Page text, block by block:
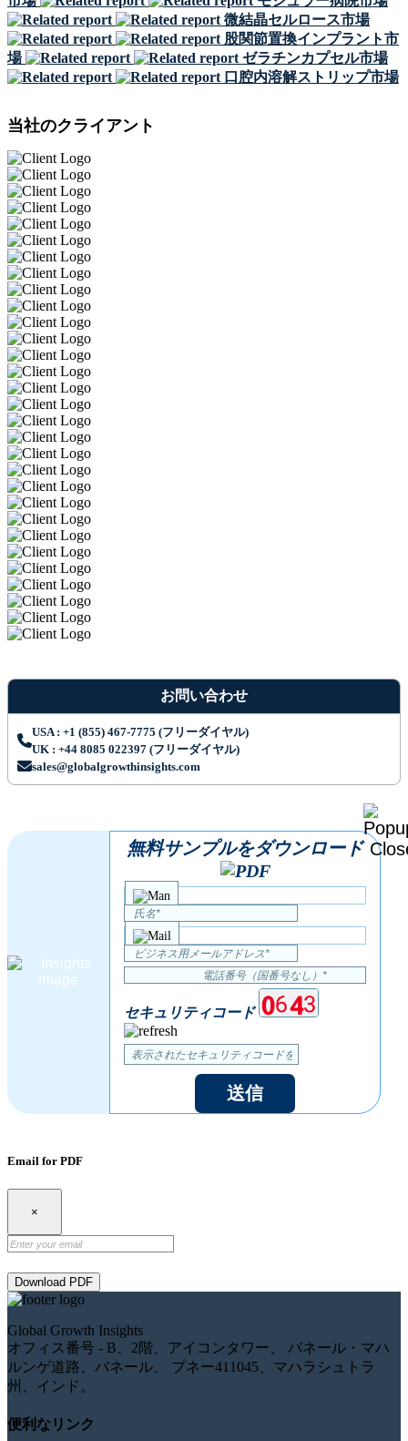
微結晶セルロース市場
股関節置換インプラント市
場
ゼラチンカプセル市場
口腔内溶解ストリップ市場
当社のクライアント
お問い合わせ
USA : +1 (855) 467-7775 (フリーダイヤル)
UK : +44 8085 022397 (フリーダイヤル)
sales@globalgrowthinsights.com
無料サンプルをダウンロード
セキュリティコード
送信
Email for PDF
×
Download PDF
Global Growth Insights
オフィス番号 - B、2階、アイコンタワー、 バネール・マハ
ルンゲ道路、バネール、 プネー411045、マハラシュトラ
州、インド。
便利なリンク